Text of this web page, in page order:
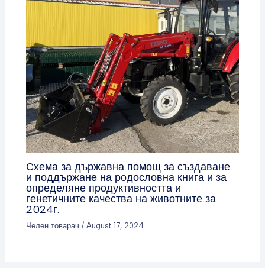
Схема за държавна помощ за създаване
и поддържане на родословна книга и за
определяне продуктивността и
генетичните качества на животните за
2024г.
Челен товарач /August 17, 2024